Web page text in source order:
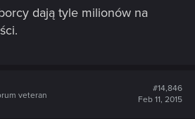
dają tyle milionów na
veteran
#14,846
Feb 11, 2015